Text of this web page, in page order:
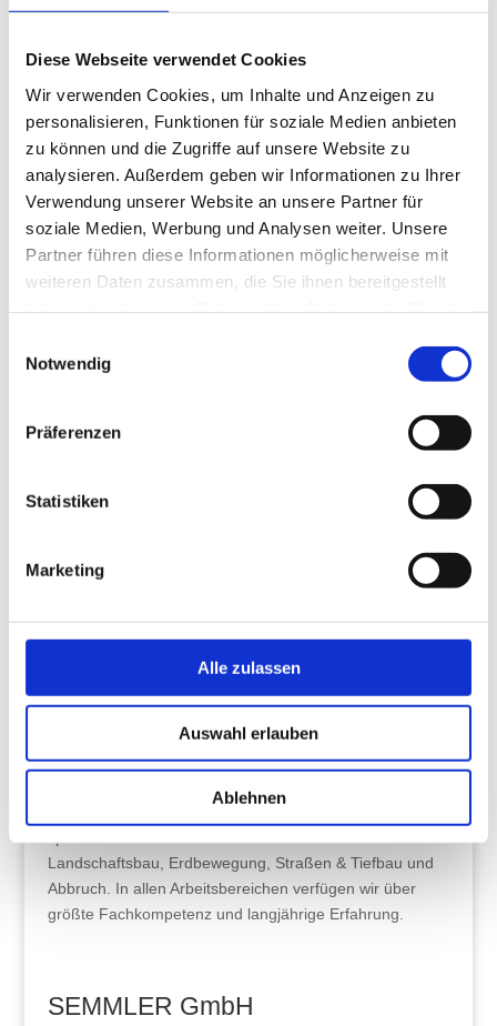
Diese Webseite verwendet Cookies
Wir verwenden Cookies, um Inhalte und Anzeigen zu
personalisieren, Funktionen für soziale Medien anbieten
zu können und die Zugriffe auf unsere Website zu
analysieren. Außerdem geben wir Informationen zu Ihrer
Verwendung unserer Website an unsere Partner für
soziale Medien, Werbung und Analysen weiter. Unsere
Partner führen diese Informationen möglicherweise mit
weiteren Daten zusammen, die Sie ihnen bereitgestellt
Notwendig
Präferenzen
Statistiken
Marketing
Alle zulassen
Auswahl erlauben
Ablehnen
Kontaktieren Sie uns. Wir freuen uns auf Ihr Projekt!
oder schreiben Sie uns
eine E-Mail:
0202 - 72 844
Landschaftsbau, Erdbewegung, Straßen & Tiefbau und
Abbruch. In allen Arbeitsbereichen verfügen wir über
größte Fachkompetenz und langjährige Erfahrung.
SEMMLER GmbH